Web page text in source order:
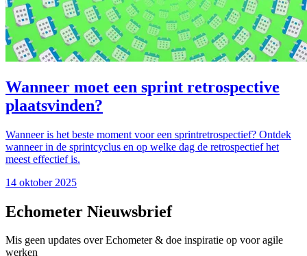
Wanneer moet een sprint retrospective
plaatsvinden?
Wanneer is het beste moment voor een sprintretrospectief? Ontdek
wanneer in de sprintcyclus en op welke dag de retrospectief het
meest effectief is.
14 oktober 2025
Echometer Nieuwsbrief
Mis geen updates over Echometer & doe inspiratie op voor agile
werken